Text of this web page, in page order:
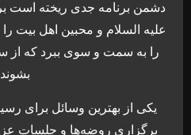
دشمن برنامه جدی ریخته است
علیه السلام و محبین اهل بیت
را به سمت و سوی ببرد که
یکی از بهترین وسائل برای
برگزاری روضه‌ها و جلسات